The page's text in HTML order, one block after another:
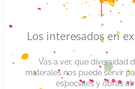
Los interesados en
Vas a ver, que diversidad
materales nos puede servir
especiales y obras